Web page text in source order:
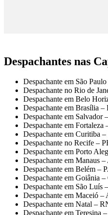
Despachantes nas
Despachante em São
Despachante no Rio de
Despachante em Belo
Despachante em Brasília –
Despachante em Salvador
Despachante em Fortaleza
Despachante em Curitiba –
Despachante no Recife –
Despachante em Porto
Despachante em Manaus
Despachante em Belém –
Despachante em Goiânia –
Despachante em São Luís
Despachante em Maceió –
Despachante em Natal –
Despachante em Teresina